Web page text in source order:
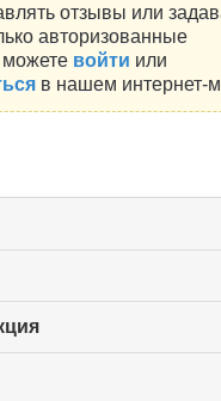
отзывы или
авторизованные
войти или
в нашем интернет-